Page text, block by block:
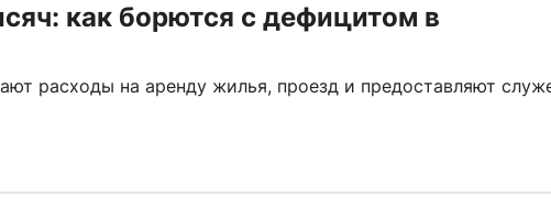
как борются с дефицитом в
расходы на аренду жилья, проезд и предоставляют